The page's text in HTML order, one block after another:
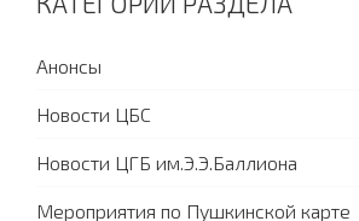
Анонсы
Новости ЦБС
Новости ЦГБ им.Э.Э.Баллиона
Мероприятия по Пушкинской карте